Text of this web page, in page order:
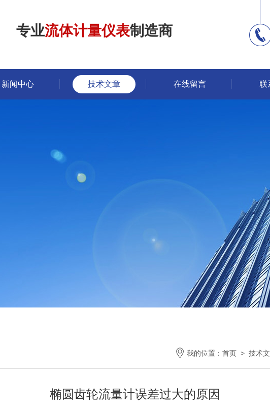
专业流体计量仪表制造商
新闻中心 技术文章 在线留言 联
我的位置： 首页 > 技术
椭圆齿轮流量计误差过大的原因